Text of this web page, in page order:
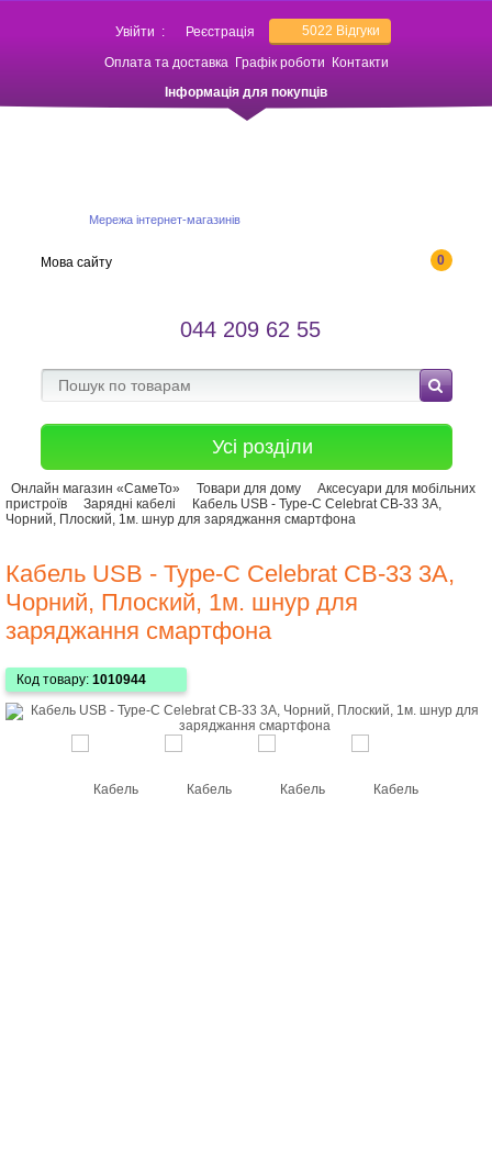
Увійти : Реєстрація 5022 Відгуки
Оплата та доставка Графік роботи
Контакти
Інформація для покупців
Мережа інтернет-магазинів
0
Мова сайту
044 209 62 55
Усі розділи
Онлайн магазин «СамеТо» Товари для дому
Аксесуари для мобільних
пристроїв
Зарядні кабелі
Кабель USB - Type-C Celebrat CB-33 3А,
Чорний, Плоский, 1м. шнур для заряджання смартфона
Кабель USB - Type-C Celebrat CB-33 3А,
Чорний, Плоский, 1м. шнур для
заряджання смартфона
Код товару: 1010944